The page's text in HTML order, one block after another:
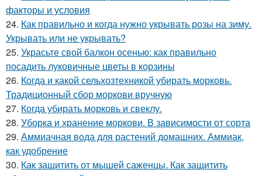
факторы и условия
24. Как правильно и когда нужно укрывать розы на зиму.
Укрывать или не укрывать?
25. Украсьте свой балкон осенью: как правильно
посадить луковичные цветы в корзины
26. Когда и какой сельхозтехникой убирать морковь.
Традиционный сбор моркови вручную
27. Когда убирать морковь и свеклу.
28. Уборка и хранение моркови. В зависимости от сорта
29. Аммиачная вода для растений домашних. Аммиак,
как удобрение
30. Как защитить от мышей саженцы. Как защитить